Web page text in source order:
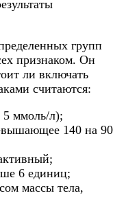
групп
признаком. Он
ли включать
считаются:
5 ммоль/л);
140 на 90
6 единиц;
массы тела,